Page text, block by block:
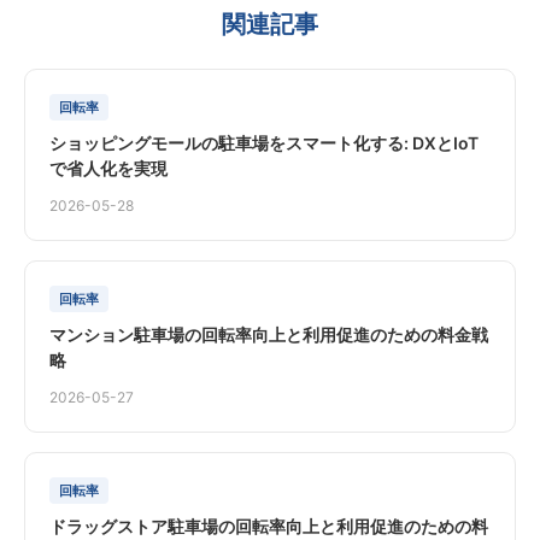
関連記事
回転率
ショッピングモールの駐車場をスマート化する: DXとIoT
で省人化を実現
2026-05-28
回転率
マンション駐車場の回転率向上と利用促進のための料金戦
略
2026-05-27
回転率
ドラッグストア駐車場の回転率向上と利用促進のための料